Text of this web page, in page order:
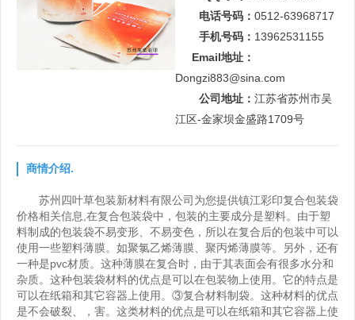
电话号码： 0512-63968717
手机号码： 13962531155
Email地址：
Dongzi883@sina.com
公司地址： 江苏省苏州市吴
江区-金家坝金盛路1709号
商情介绍.
苏州四叶草包装新材料有限公司为您提供镇江彩印复合包装袋
价格相关信息,在复合包装袋中，包装的主要成分是塑料。由于塑
料制成的包装袋不易变形、不易变色，所以在复合后的包装中可以
使用一些塑料薄膜。如聚氯乙烯薄膜、聚丙烯薄膜等。另外，还有
一种是pvc材质。这种薄膜在复合时，由于其表面会有很多水分和
杂质。这种包装袋材料的优点是可以在包装物上使用。它的特点是
可以在纸箱和其它容器上使用。③复合材料制袋。这种材料的优点
是不会破裂、，害。这类材料的优点是可以在纸箱和其它容器上使